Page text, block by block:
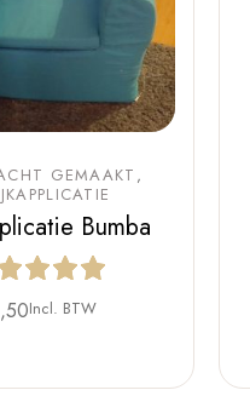
GEMAAKT
Bumba
Incl. BTW